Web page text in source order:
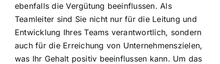
ebenfalls die Vergütung beeinflussen. Als
Teamleiter sind Sie nicht nur für die Leitung und
Entwicklung Ihres Teams verantwortlich, sondern
auch für die Erreichung von Unternehmenszielen,
was Ihr Gehalt positiv beeinflussen kann. Um das